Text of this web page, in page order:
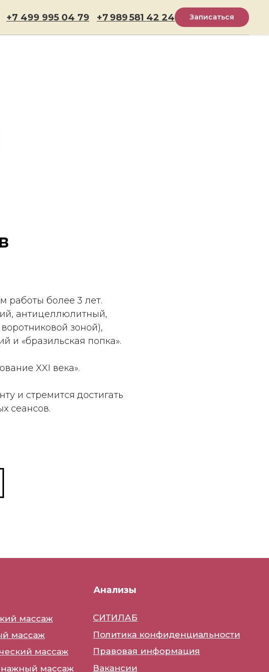
+7 499 995 04 79 +7 989 581 42 24 Записаться
более 3 лет.
антицеллюлитный,
зоной),
«бразильская попка».
XXI века».
и стремится достигать
сеансов.
массаж
Анализы
СИТИЛАБ
массаж
массаж
массаж
Политика конфиденциальности
Правовая информация
Вакансии